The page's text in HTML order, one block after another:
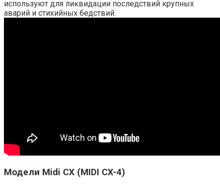
используют для ликвидации последствий крупных
аварий и стихийных бедствий.
Модели Midi CX (MIDI CX-4)